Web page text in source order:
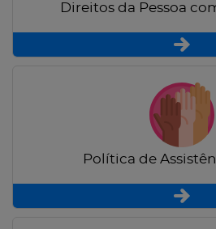
Direitos da Pessoa
Política de